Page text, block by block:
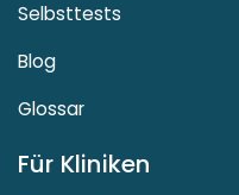
Selbsttests
Blog
Glossar
Für Kliniken